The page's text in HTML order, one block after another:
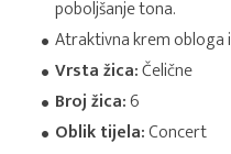
poboljšanje tona.
Atraktivna krem obloga
Vrsta žica:Čelične
Broj žica:6
Oblik tijela:Concert